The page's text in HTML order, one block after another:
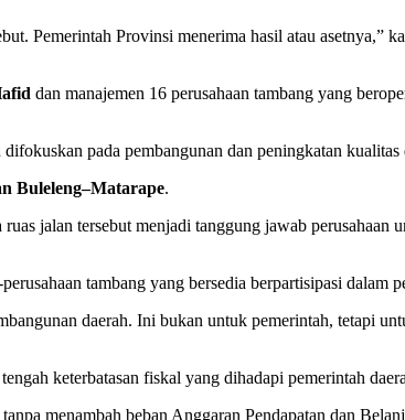
Pemerintah Provinsi menerima hasil atau asetnya,”
dan manajemen 16 perusahaan tambang yang
pada pembangunan dan peningkatan kualitas
Buleleng–Matarape.
jalan tersebut menjadi tanggung jawab
tambang yang bersedia berpartisipasi dalam
daerah. Ini bukan untuk pemerintah, tetapi
keterbatasan fiskal yang dihadapi pemerintah
menambah beban Anggaran Pendapatan dan